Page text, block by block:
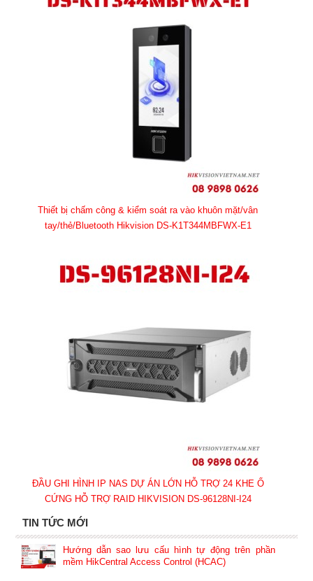
Thiết bị chấm công & kiểm soát ra vào khuôn mặt/vân
tay/thẻ/Bluetooth Hikvision DS-K1T344MBFWX-E1
ĐẦU GHI HÌNH IP NAS DỰ ÁN LỚN HỖ TRỢ 24 KHE Ổ
CỨNG HỖ TRỢ RAID HIKVISION DS-96128NI-I24
TIN TỨC MỚI
Hướng dẫn sao lưu cấu hình tự động trên phần
mềm HikCentral Access Control (HCAC)